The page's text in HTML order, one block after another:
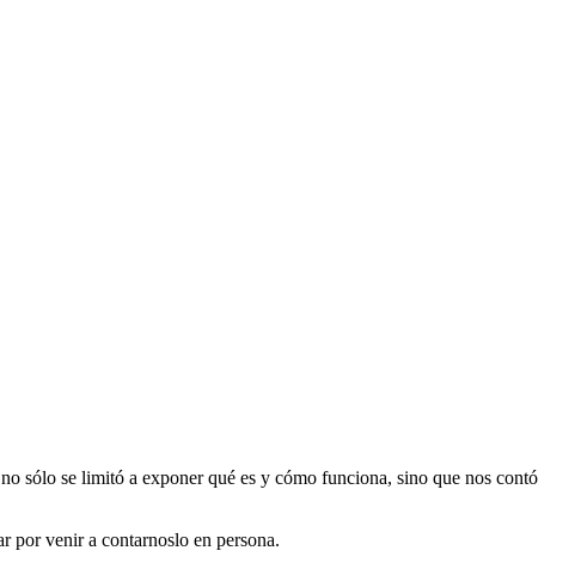
sólo se limitó a exponer qué es y cómo funciona, sino que nos contó
por venir a contarnoslo en persona.